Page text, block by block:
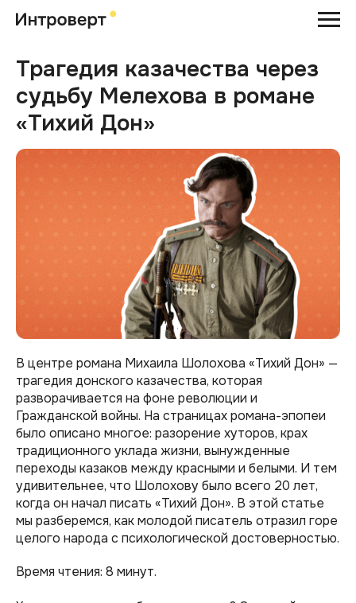
Трагедия казачества через
судьбу Мелехова в романе
«Тихий Дон»
В центре романа Михаила Шолохова «Тихий Дон» —
трагедия донского казачества, которая
разворачивается на фоне революции и
Гражданской войны. На страницах романа-эпопеи
было описано многое: разорение хуторов, крах
традиционного уклада жизни, вынужденные
переходы казаков между красными и белыми. И тем
удивительнее, что Шолохову было всего 20 лет,
когда он начал писать «Тихий Дон». В этой статье
мы разберемся, как молодой писатель отразил горе
целого народа с психологической достоверностью.
Время чтения: 8 минут.